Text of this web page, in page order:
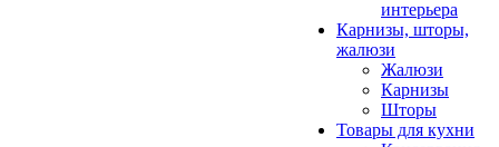
интерьера
Карнизы, шторы,
жалюзи
Жалюзи
Карнизы
Шторы
Товары для кухни